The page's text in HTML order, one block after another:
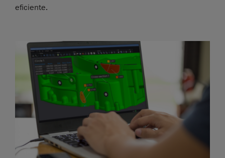
eficiente.